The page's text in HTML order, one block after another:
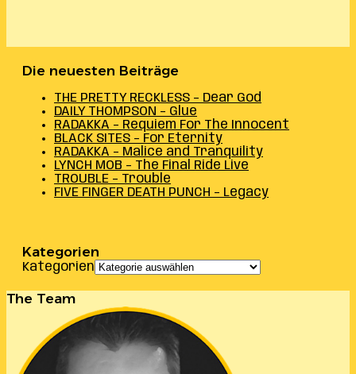
Die neuesten Beiträge
THE PRETTY RECKLESS – Dear God
DAILY THOMPSON – Glue
RADAKKA – Requiem For The Innocent
BLACK SITES – For Eternity
RADAKKA – Malice and Tranquility
LYNCH MOB – The Final Ride Live
TROUBLE – Trouble
FIVE FINGER DEATH PUNCH – Legacy
Kategorien
Kategorien
The Team